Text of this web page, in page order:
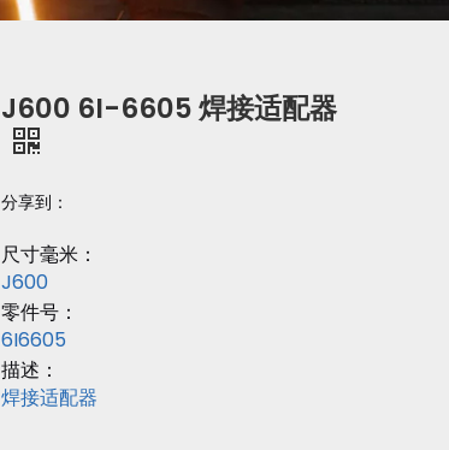
J600 6I-6605 焊接适配器
分享到：
尺寸毫米：
J600
零件号：
6I6605
描述：
焊接适配器